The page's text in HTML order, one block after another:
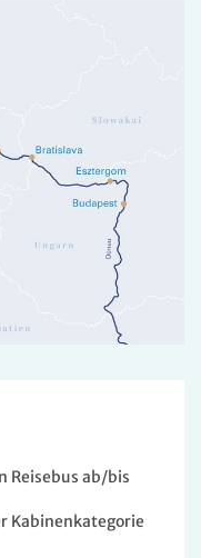
Reisebus ab/bis
Kabinenkategorie